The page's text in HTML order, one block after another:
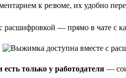
к резюме, их удобно
расшифровкой — прямо в чате с
только у работодателя —